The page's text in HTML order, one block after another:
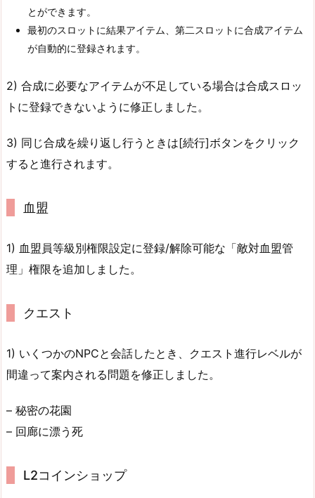
とができます。
最初のスロットに結果アイテム、第二スロットに合成アイテム
が自動的に登録されます。
2) 合成に必要なアイテムが不足している場合は合成スロッ
トに登録できないように修正しました。
3) 同じ合成を繰り返し行うときは[続行]ボタンをクリック
すると進行されます。
血盟
1) 血盟員等級別権限設定に登録/解除可能な「敵対血盟管
理」権限を追加しました。
クエスト
1) いくつかのNPCと会話したとき、クエスト進行レベルが
間違って案内される問題を修正しました。
– 秘密の花園
– 回廊に漂う死
L2コインショップ